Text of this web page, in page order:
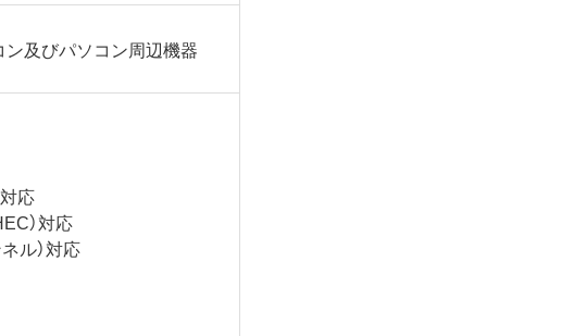
ン及びパソコン周辺機器
応
）対応
ル）対応